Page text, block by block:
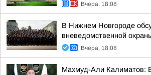
Вчера, 18:08
В Нижнем Новгороде
вневедомственной
Вчера, 18:08
Махмуд-Али Калиматов: